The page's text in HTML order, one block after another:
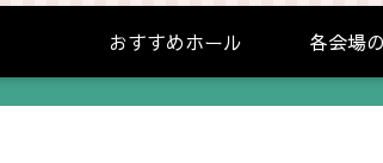
おすすめホール 各会場